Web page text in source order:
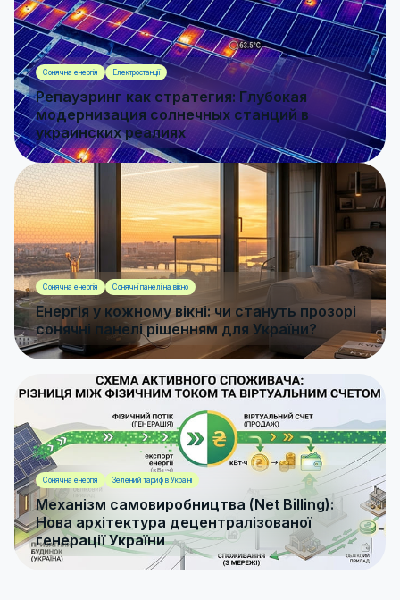
Сонячна енергія Електростанції
Репауэринг как стратегия: Глубокая
модернизация солнечных станций в
украинских реалиях
Сонячна енергія Сонячні панелі на вікно
Енергія у кожному вікні: чи стануть прозорі
сонячні панелі рішенням для України?
Сонячна енергія Зелений тариф в Україні
Механізм самовиробництва (Net Billing):
Нова архітектура децентралізованої
генерації України